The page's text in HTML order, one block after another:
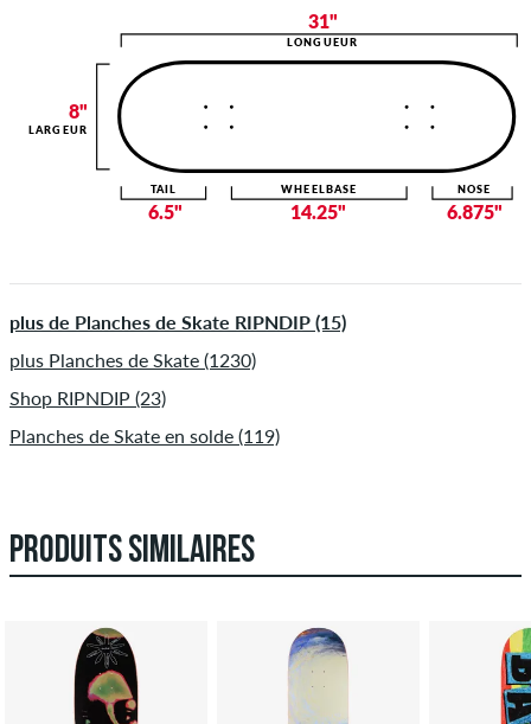
plus de Planches de Skate RIPNDIP (15)
plus Planches de Skate (1230)
Shop RIPNDIP (23)
Planches de Skate en solde (119)
31"
LONGUEUR
14.25"
WHEELBASE
6.875"
NOSE
6.5"
TAIL
8"
LARGEUR
PRODUITS SIMILAIRES